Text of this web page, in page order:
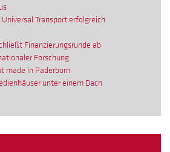
Transport erfolgreich
Finanzierungsrunde ab
Forschung
made in Paderborn
unter einem Dach